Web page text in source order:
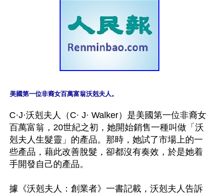
美國第一位非裔女百萬富翁沃剋夫人。
C·J·沃剋夫人（C· J· Walker）是美國第一位非裔女
百萬富翁，20世紀之初，她開始銷售一種叫做「沃
剋夫人生髮靈」的產品。那時，她試了市場上的一
些產品，藉此改善脫髮，卻都沒有奏效，於是她着
手開發自己的產品。
據《沃剋夫人：創業者》一書記載，沃剋夫人告訴